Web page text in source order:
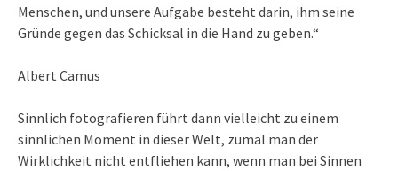
Menschen, und unsere Aufgabe besteht darin, ihm seine
Gründe gegen das Schicksal in die Hand zu geben.“
Albert Camus
Sinnlich fotografieren führt dann vielleicht zu einem
sinnlichen Moment in dieser Welt, zumal man der
Wirklichkeit nicht entfliehen kann, wenn man bei Sinnen